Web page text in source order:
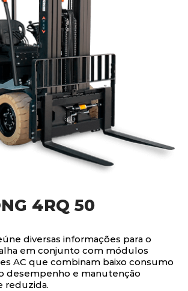
4RQ 50
diversas informações para o
em conjunto com módulos
AC que combinam baixo consumo
desempenho e manutenção
reduzida.